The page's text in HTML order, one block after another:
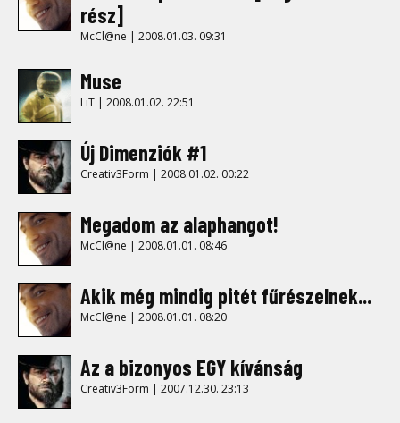
rész]
McCl@ne | 2008.01.03. 09:31
Muse
LiT | 2008.01.02. 22:51
Új Dimenziók #1
Creativ3Form | 2008.01.02. 00:22
Megadom az alaphangot!
McCl@ne | 2008.01.01. 08:46
Akik még mindig pitét fűrészelnek...
McCl@ne | 2008.01.01. 08:20
Az a bizonyos EGY kívánság
Creativ3Form | 2007.12.30. 23:13